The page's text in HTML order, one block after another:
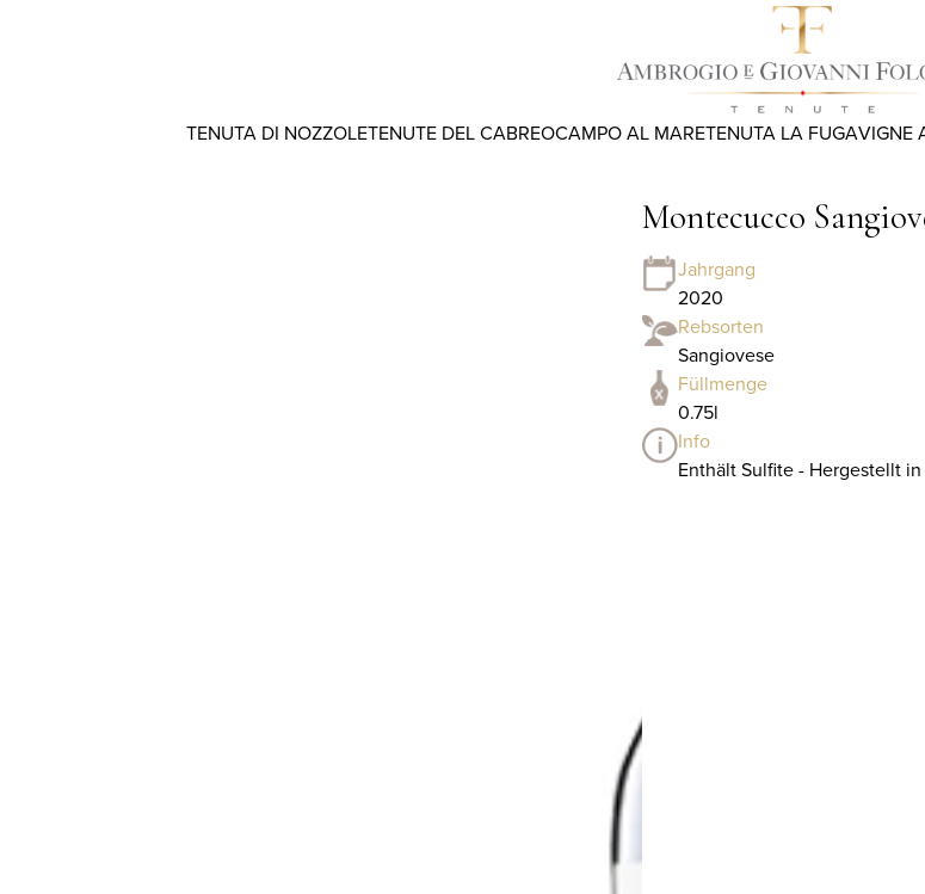
TENUTA DI NOZZOLETENUTE DEL CABREOCAMPO AL MARETENUTA LA FUGAVIGNE
Montecucco
Jahrgang
2020
Rebsorten
Sangiovese
Füllmenge
0.75l
Info
Enthält Sulfite - Hergestellt